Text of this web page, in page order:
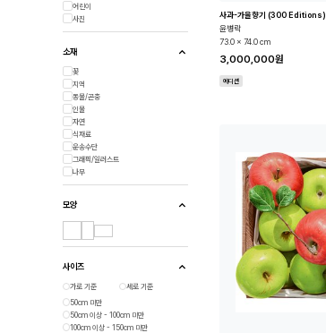
어린이
사진
소재
꽃
지역
동물/곤충
인물
자연
식재료
운송수단
그래픽/일러스트
나무
모양
사이즈
가로 기준
세로 기준
50cm 미만
50cm 이상 - 100cm 미만
100cm 이상 - 150cm 미만
사과-가을향기 (300 Editions)
윤병락
73.0 x 74.0 cm
3,000,000원
에디션